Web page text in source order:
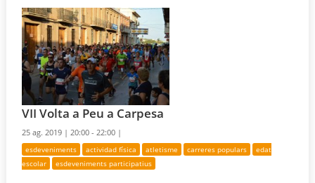
VII Volta a Peu a Carpesa
25 ag. 2019 |20:00 - 22:00 |
esdeveniments actividad física atletisme carreres populars
edat
escolar
esdeveniments participatius